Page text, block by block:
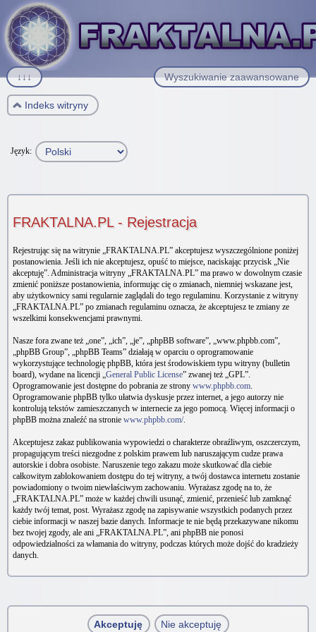
Wyszukiwanie zaawansowane
↓↓↓
Indeks witryny
Język:
FRAKTALNA.PL - Rejestracja
Rejestrując się na witrynie „FRAKTALNA.PL” akceptujesz wyszczególnione poniżej
postanowienia. Jeśli ich nie akceptujesz, opuść to miejsce, naciskając przycisk „Nie
akceptuję”. Administracja witryny „FRAKTALNA.PL” ma prawo w dowolnym czasie
zmienić poniższe postanowienia, informując cię o zmianach, niemniej wskazane jest,
aby użytkownicy sami regularnie zaglądali do tego regulaminu. Korzystanie z witryny
„FRAKTALNA.PL” po zmianach regulaminu oznacza, że akceptujesz te zmiany ze
wszelkimi konsekwencjami prawnymi.
Nasze fora zwane też „one”, „ich”, „je”, „phpBB software”, „www.phpbb.com”,
„phpBB Group”, „phpBB Teams” działają w oparciu o oprogramowanie
wykorzystujące technologię phpBB, która jest środowiskiem typu witryny (bulletin
board), wydane na licencji „General Public License” zwanej też „GPL”.
Oprogramowanie jest dostępne do pobrania ze strony www.phpbb.com.
Oprogramowanie phpBB tylko ułatwia dyskusje przez internet, a jego autorzy nie
kontrolują tekstów zamieszczanych w internecie za jego pomocą. Więcej informacji o
phpBB można znaleźć na stronie www.phpbb.com/.
Akceptujesz zakaz publikowania wypowiedzi o charakterze obraźliwym, oszczerczym,
propagującym treści niezgodne z polskim prawem lub naruszającym cudze prawa
autorskie i dobra osobiste. Naruszenie tego zakazu może skutkować dla ciebie
całkowitym zablokowaniem dostępu do tej witryny, a twój dostawca internetu zostanie
powiadomiony o twoim niewłaściwym zachowaniu. Wyrażasz zgodę na to, że
„FRAKTALNA.PL” może w każdej chwili usunąć, zmienić, przenieść lub zamknąć
każdy twój temat, post. Wyrażasz zgodę na zapisywanie wszystkich podanych przez
ciebie informacji w naszej bazie danych. Informacje te nie będą przekazywane nikomu
bez twojej zgody, ale ani „FRAKTALNA.PL”, ani phpBB nie ponosi
odpowiedzialności za włamania do witryny, podczas których może dojść do kradzieży
danych.